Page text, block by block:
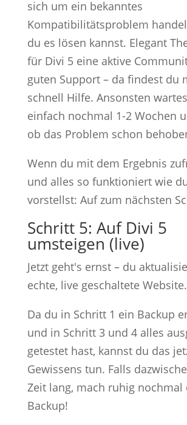
sich um ein bekanntes
Kompatibilitätsproblem
du es lösen kannst. Elegant
für Divi 5 eine aktive
guten Support – da findest du
schnell Hilfe. Ansonsten
einfach nochmal 1-2 Wochen
ob das Problem schon
Wenn du mit dem Ergebnis
und alles so funktioniert wie
vorstellst: Auf zum nächsten
Schritt 5: Auf Divi 5
umsteigen (live)
Jetzt geht's ernst – du
echte, live geschaltete Website.
Da du in Schritt 1 ein Backup
und in Schritt 3 und 4 alles
getestet hast, kannst du das
Gewissens tun. Falls
Zeit lang, mach ruhig nochmal
Backup!